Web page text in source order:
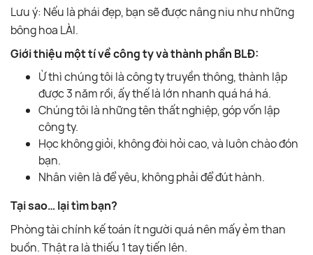
Lưu ý: Nếu là phái đẹp, bạn sẽ được nâng niu như những
bông hoa LÀI.
Giới thiệu một tí về công ty và thành phần BLĐ:
Ừ thì chúng tôi là công ty truyền thông, thành lập
được 3 năm rồi, ấy thế là lớn nhanh quá há há.
Chúng tôi là những tên thất nghiệp, góp vốn lập
công ty.
Học không giỏi, không đòi hỏi cao, và luôn chào đón
bạn.
Nhân viên là để yêu, không phải để đút hành.
Tại sao… lại tìm bạn?
Phòng tài chính kế toán ít người quá nên mấy ẻm than
buồn. Thật ra là thiếu 1 tay tiến lên.